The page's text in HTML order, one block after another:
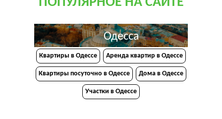
Одесса
Квартиры в Одессе Аренда квартир в Одессе
Квартиры посуточно в Одессе Дома в Одессе
Участки в Одессе